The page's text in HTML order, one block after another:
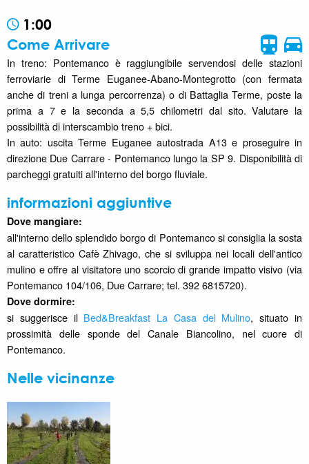
1:00
Come Arrivare
In treno: Pontemanco è raggiungibile servendosi delle stazioni
ferroviarie di Terme Euganee-Abano-Montegrotto (con fermata
anche di treni a lunga percorrenza) o di Battaglia Terme, poste la
prima a 7 e la seconda a 5,5 chilometri dal sito. Valutare la
possibilità di interscambio treno + bici.
In auto: uscita Terme Euganee autostrada A13 e proseguire in
direzione Due Carrare - Pontemanco lungo la SP 9. Disponibilità di
parcheggi gratuiti all'interno del borgo fluviale.
informazioni aggiuntive
Dove mangiare:
all'interno dello splendido borgo di Pontemanco si consiglia la sosta
al caratteristico Cafè Zhivago, che si sviluppa nei locali dell'antico
mulino e offre al visitatore uno scorcio di grande impatto visivo (via
Pontemanco 104/106, Due Carrare; tel. 392 6815720).
Dove dormire:
si suggerisce il Bed&Breakfast La Casa del Mulino, situato in
prossimità delle sponde del Canale Biancolino, nel cuore di
Pontemanco.
Nelle vicinanze